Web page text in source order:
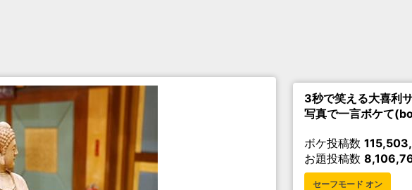
3秒で笑える大喜利
写真で一言ボケて
ボケ投稿数
お題投稿数
セーフモード オン